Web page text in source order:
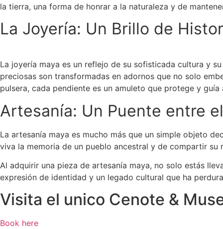
la tierra, una forma de honrar a la naturaleza y de
La Joyería: Un Brillo de
La joyería maya es un reflejo de su sofisticada cultura y
preciosas son transformadas en adornos que no solo
pulsera, cada pendiente es un amuleto que protege y guía
Artesanía: Un Puente entre
La artesanía maya es mucho más que un simple objeto
viva la memoria de un pueblo ancestral y de compartir su
Al adquirir una pieza de artesanía maya, no solo estás
expresión de identidad y un legado cultural que ha
Visita el unico Cenote &
Book here